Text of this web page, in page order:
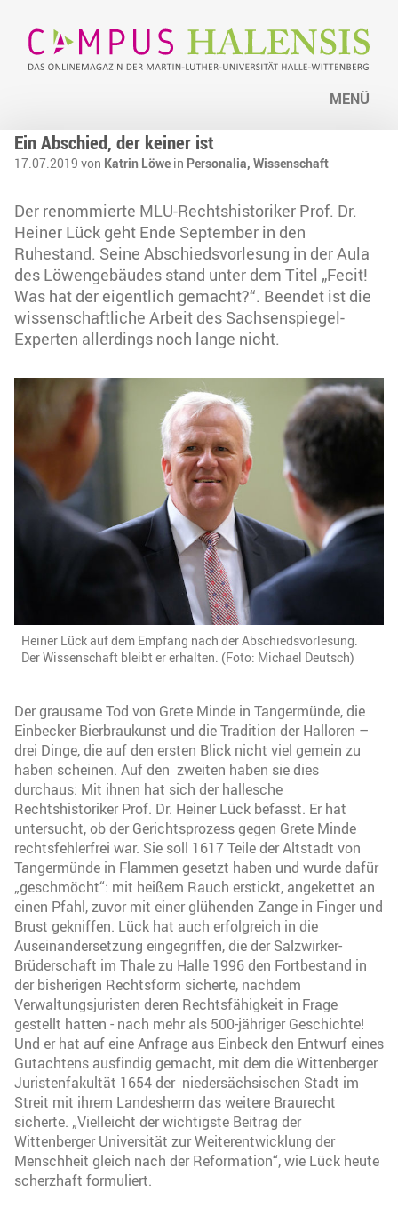
MENÜ
Ein Abschied, der keiner ist
17.07.2019 von Katrin Löwe in Personalia, Wissenschaft
Der renommierte MLU-Rechtshistoriker Prof. Dr.
Heiner Lück geht Ende September in den
Ruhestand. Seine Abschiedsvorlesung in der Aula
des Löwengebäudes stand unter dem Titel „Fecit!
Was hat der eigentlich gemacht?“. Beendet ist die
wissenschaftliche Arbeit des Sachsenspiegel-
Experten allerdings noch lange nicht.
Heiner Lück auf dem Empfang nach der Abschiedsvorlesung.
Der Wissenschaft bleibt er erhalten. (Foto: Michael Deutsch)
Der grausame Tod von Grete Minde in Tangermünde, die
Einbecker Bierbraukunst und die Tradition der Halloren –
drei Dinge, die auf den ersten Blick nicht viel gemein zu
haben scheinen. Auf den zweiten haben sie dies
durchaus: Mit ihnen hat sich der hallesche
Rechtshistoriker Prof. Dr. Heiner Lück befasst. Er hat
untersucht, ob der Gerichtsprozess gegen Grete Minde
rechtsfehlerfrei war. Sie soll 1617 Teile der Altstadt von
Tangermünde in Flammen gesetzt haben und wurde dafür
„geschmöcht“: mit heißem Rauch erstickt, angekettet an
einen Pfahl, zuvor mit einer glühenden Zange in Finger und
Brust gekniffen. Lück hat auch erfolgreich in die
Auseinandersetzung eingegriffen, die der Salzwirker-
Brüderschaft im Thale zu Halle 1996 den Fortbestand in
der bisherigen Rechtsform sicherte, nachdem
Verwaltungsjuristen deren Rechtsfähigkeit in Frage
gestellt hatten - nach mehr als 500-jähriger Geschichte!
Und er hat auf eine Anfrage aus Einbeck den Entwurf eines
Gutachtens ausfindig gemacht, mit dem die Wittenberger
Juristenfakultät 1654 der niedersächsischen Stadt im
Streit mit ihrem Landesherrn das weitere Braurecht
sicherte. „Vielleicht der wichtigste Beitrag der
Wittenberger Universität zur Weiterentwicklung der
Menschheit gleich nach der Reformation“, wie Lück heute
scherzhaft formuliert.